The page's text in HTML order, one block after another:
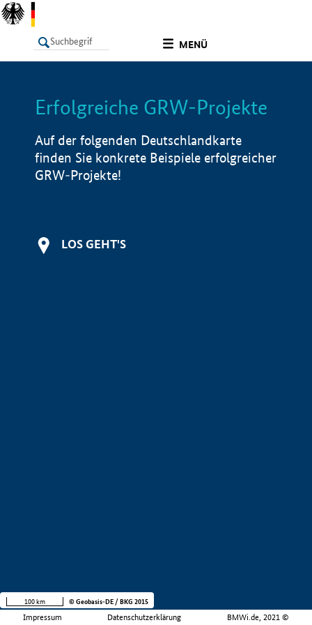
MENÜ
LISTE Info
Erfolgreiche GRW-Projekte
Auf der folgenden Deutschlandkarte
finden Sie konkrete Beispiele erfolgreicher
GRW-Projekte!
LOS GEHT'S
Impressum Datenschutzerklärung BMWi.de, 2021 ©
100 km © Geobasis-DE / BKG 2015